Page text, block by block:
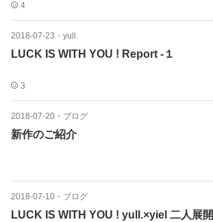
4
2018-07-23 ・ yull.
LUCK IS WITH YOU ! Report -１
3
2018-07-20 ・ ブログ
新作のご紹介
2018-07-10 ・ ブログ
LUCK IS WITH YOU ! yull.×yiel 二人展開